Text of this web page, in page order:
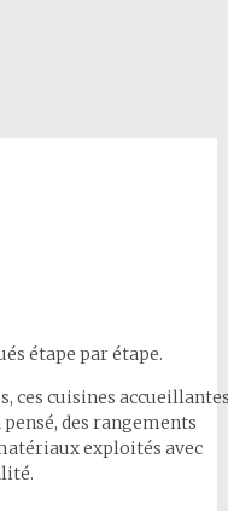
étape par étape.
ces cuisines
des rangements
exploités avec